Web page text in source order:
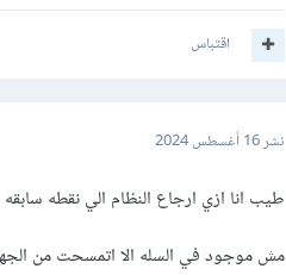
اقتباس
نشر16 أغسطس 2024
طيب انا ازي ارجاع النظام الي نقطه سابقه
مش موجود في السله الا اتمسحت من